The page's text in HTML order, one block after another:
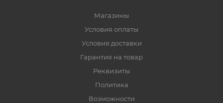
Магазины
Условия оплаты
Условия доставки
Гарантия на товар
Реквизиты
Политика
Возможности